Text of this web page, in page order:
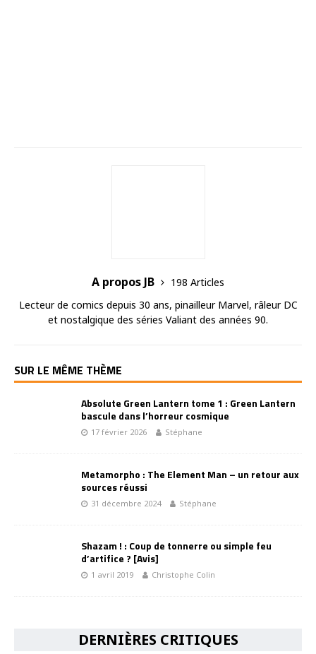
A propos JB
198 Articles
Lecteur de comics depuis 30 ans, pinailleur Marvel, râleur DC
et nostalgique des séries Valiant des années 90.
SUR LE MÊME THÈME
Absolute Green Lantern tome 1 : Green Lantern
bascule dans l’horreur cosmique
17 février 2026 Stéphane
Metamorpho : The Element Man – un retour aux
sources réussi
31 décembre 2024 Stéphane
Shazam ! : Coup de tonnerre ou simple feu
d’artifice ? [Avis]
1 avril 2019 Christophe Colin
DERNIÈRES CRITIQUES